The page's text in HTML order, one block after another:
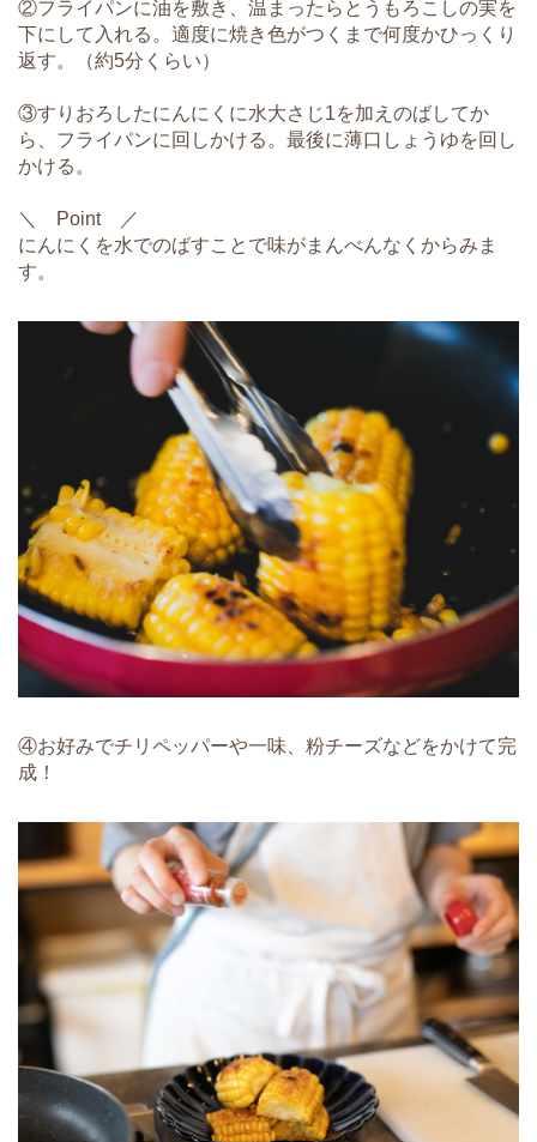
②フライパンに油を敷き、温まったらとうもろこしの実を
下にして入れる。適度に焼き色がつくまで何度かひっくり
返す。（約5分くらい）
③すりおろしたにんにくに水大さじ1を加えのばしてか
ら、フライパンに回しかける。最後に薄口しょうゆを回し
かける。
＼ Point ／
にんにくを水でのばすことで味がまんべんなくからみま
す。
④お好みでチリペッパーや一味、粉チーズなどをかけて完
成！